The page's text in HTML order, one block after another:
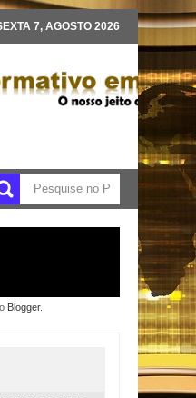
7, AGOSTO 2026
Blogger.